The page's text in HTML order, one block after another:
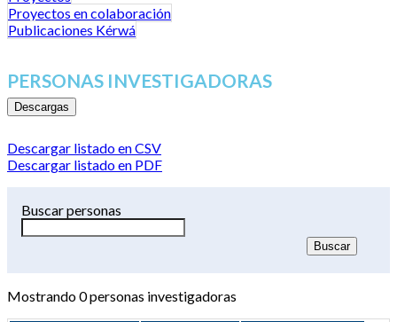
Proyectos en colaboración
Publicaciones Kérwá
PERSONAS INVESTIGADORAS
Descargas
Descargar listado en CSV
Descargar listado en PDF
Buscar personas
Mostrando0personas investigadoras